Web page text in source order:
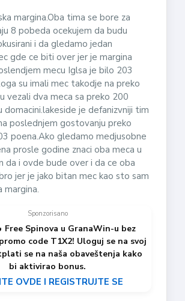
margina.Oba tima se bore za
8 pobeda ocekujem da budu
i da gledamo jedan
gde ce biti over jer je margina
mecu Iglsa je bilo 203
su imali mec takodje na preko
vezali dva meca sa preko 200
domacini.lakeside je defanizvniji tim
poslednjem gostovanju preko
poena.Ako gledamo medjusobne
prosle godine znaci oba meca u
da i ovde bude over i da ce oba
jer je jako bitan mec kao sto sam
margina.
Sponzorisano
Free Spinova u GranaWin-u bez
code T1X2! Uloguj se na svoj
se na naša obaveštenja kako
bi aktivirao bonus.
OVDE I REGISTRUJTE SE